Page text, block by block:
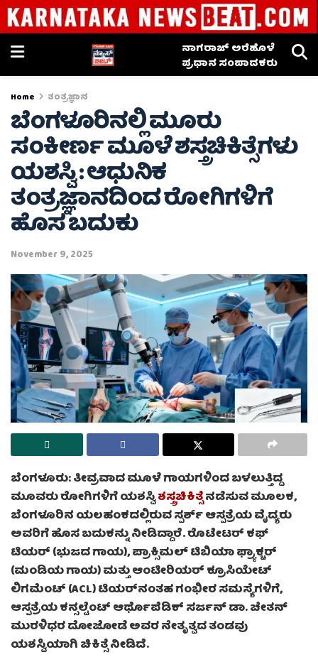
ನಾಗರಾಜ್ ಅರೆಹೊಳೆ
ಪ್ರಧಾನ ಸಂಪಾದಕರು
Home ತಂತ್ರಜ್ಞಾನ
ಬೆಂಗಳೂರಿನಲ್ಲಿ ಮೂರು
ಸಂಕೀರ್ಣ ಮೂಳೆ ಶಸ್ತ್ರಚಿಕಿತ್ಸೆಗಳು
ಯಶಸ್ವಿ : ಆಧುನಿಕ
ತಂತ್ರಜ್ಞಾನದಿಂದ ರೋಗಿಗಳಿಗೆ
ಹೊಸ ಬದುಕು
November 9, 2025
ಬೆಂಗಳೂರು: ತೀವ್ರವಾದ ಮೂಳೆ ಗಾಯಗಳಿಂದ ಬಳಲುತ್ತಿದ್ದ
ಮೂವರು ರೋಗಿಗಳಿಗೆ ಯಶಸ್ವಿಶಸ್ತ್ರಚಿಕಿತ್ಸೆನಡೆಸುವ ಮೂಲಕ,
ಬೆಂಗಳೂರಿನ ಯಲಹಂಕದಲ್ಲಿರುವ ಸ್ಪರ್ಶ್ ಆಸ್ಪತ್ರೆಯ ವೈದ್ಯರು
ಅವರಿಗೆ ಹೊಸ ಬದುಕನ್ನು ನೀಡಿದ್ದಾರೆ. ರೊಟೇಟರ್ ಕಫ್
ಟಿಯರ್ (ಭುಜದ ಗಾಯ), ಪ್ರಾಕ್ಸಿಮಲ್ ಟಿಬಿಯಾ ಫ್ರ್ಯಾಕ್ಚರ್
(ಮಂಡಿಯ ಗಾಯ) ಮತ್ತು ಆಂಟೀರಿಯರ್ ಕ್ರೂಸಿಯೇಟ್
ಲಿಗಮೆಂಟ್ (ACL) ಟಿಯರ್‌ನಂತಹ ಗಂಭೀರ ಸಮಸ್ಯೆಗಳಿಗೆ,
ಆಸ್ಪತ್ರೆಯ ಕನ್ಸಲ್ಟೆಂಟ್ ಆರ್ಥೊಪೆಡಿಕ್ ಸರ್ಜನ್ ಡಾ. ಚೇತನ್
ಮುರಳಿಧರ ದೋಜೋಡೆ ಅವರ ನೇತೃತ್ವದ ತಂಡವು
ಯಶಸ್ವಿಯಾಗಿ ಚಿಕಿತ್ಸೆ ನೀಡಿದೆ.